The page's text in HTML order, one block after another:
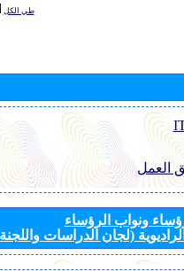
طي الكل
العمل
ونواب الرؤساء
(لجان الدراسات